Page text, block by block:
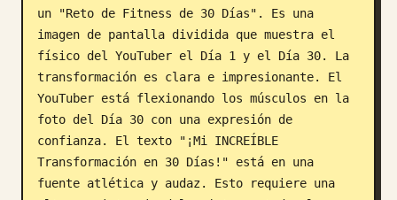
un "Reto de Fitness de 30 Días". Es una
imagen de pantalla dividida que muestra el
físico del YouTuber el Día 1 y el Día 30. La
transformación es clara e impresionante. El
YouTuber está flexionando los músculos en la
foto del Día 30 con una expresión de
confianza. El texto "¡Mi INCREÍBLE
Transformación en 30 Días!" está en una
fuente atlética y audaz. Esto requiere una